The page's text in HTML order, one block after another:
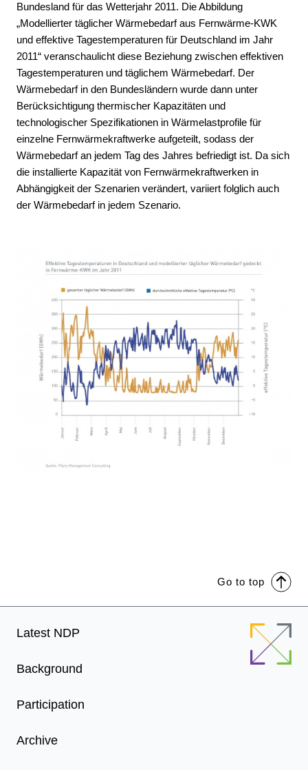
Bundesland für das Wetterjahr 2011. Die Abbildung
„Modellierter täglicher Wärmebedarf aus Fernwärme-KWK
und effektive Tagestemperaturen für Deutschland im Jahr
2011“ veranschaulicht diese Beziehung zwischen effektiven
Tagestemperaturen und täglichem Wärmebedarf. Der
Wärmebedarf in den Bundesländern wurde dann unter
Berücksichtigung thermischer Kapazitäten und
technologischer Spezifikationen in Wärmelastprofile für
einzelne Fernwärmekraftwerke aufgeteilt, sodass der
Wärmebedarf an jedem Tag des Jahres befriedigt ist. Da sich
die installierte Kapazität von Fernwärmekraftwerken in
Abhängigkeit der Szenarien verändert, variiert folglich auch
der Wärmebedarf in jedem Szenario.
Go to top
Footer
Latest NDP
Background
Participation
Archive